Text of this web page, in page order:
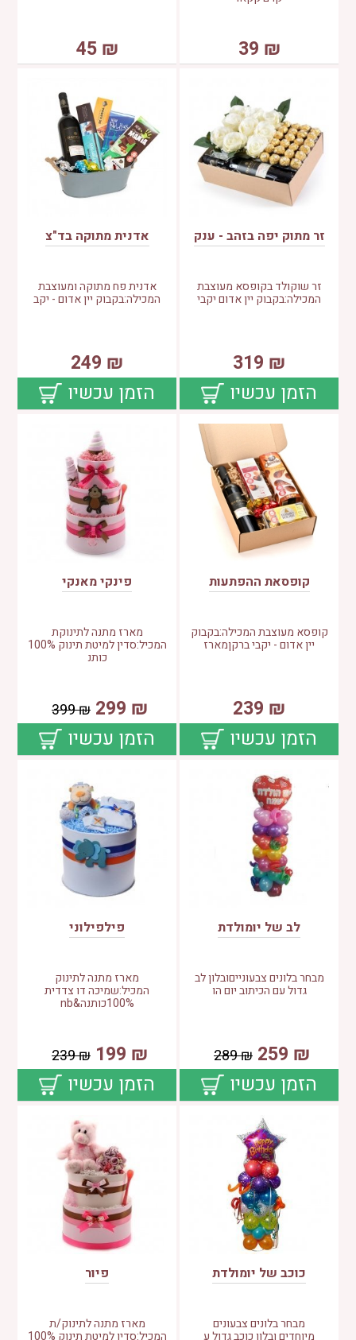
₪
39
₪
45
זר מתוק יפה בזהב - ענק
זר שוקולד בקופסא מעוצבת
המכילה:בקבוק יין אדום יקבי
₪
319
הזמן עכשיו
אדנית מתוקה בד"צ
אדנית פח מתוקה ומעוצבת
המכילה:בקבוק יין אדום - יקב
₪
249
הזמן עכשיו
קופסאת ההפתעות
קופסא מעוצבת המכילה:בקבוק
יין אדום - יקבי ברקןמארז
₪
239
הזמן עכשיו
פינקי מאנקי
מארז מתנה לתינוקת
המכיל:סדין למיטת תינוק 100%
כותנ
₪
299
₪
399
הזמן עכשיו
לב של יומולדת
מבחר בלונים צבעונייםובלון לב
גדול עם הכיתוב יום הו
₪
259
₪
289
הזמן עכשיו
פילפילוני
מארז מתנה לתינוק
המכיל:שמיכה דו צדדית
100%כותנה&nb
₪
199
₪
239
הזמן עכשיו
כוכב של יומולדת
מבחר בלונים צבעונים
מיוחדים ובלון כוכב גדול ע
פיור
מארז מתנה לתינוק/ת
המכיל:סדין למיטת תינוק 100%